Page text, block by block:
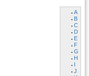
A
B
C
D
E
F
G
H
I
J